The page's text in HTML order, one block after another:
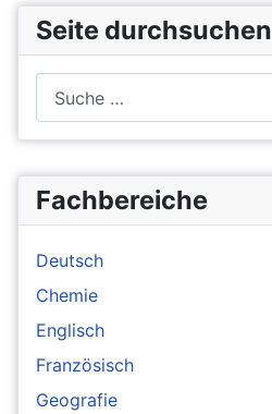
Fachbereiche
Deutsch
Chemie
Englisch
Französisch
Geografie
Seite durchsuchen